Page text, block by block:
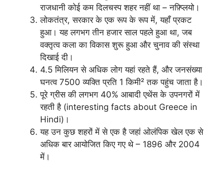
राजधानी कोई कम दिलचस्प शहर नहीं था – नफ़्प्लियो।
लोकतंत्र, सरकार के एक रूप के रूप में, यहाँ प्रकट
हुआ। यह लगभग तीन हजार साल पहले हुआ था, जब
वक्तृत्व कला का विकास शुरू हुआ और चुनाव की संस्था
दिखाई दी।
4.5 मिलियन से अधिक लोग यहां रहते हैं, और जनसंख्या
घनत्व 7500 व्यक्ति प्रति 1 किमी² तक पहुंच जाता है।
पूरे ग्रीस की लगभग 40% आबादी एथेंस के उपनगरों में
रहती है (interesting facts about Greece in
Hindi)।
यह उन कुछ शहरों में से एक है जहां ओलंपिक खेल एक से
अधिक बार आयोजित किए गए थे – 1896 और 2004
में।